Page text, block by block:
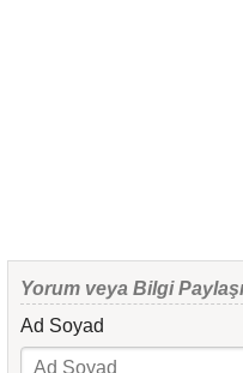
Yorum veya Bilgi
Ad Soyad